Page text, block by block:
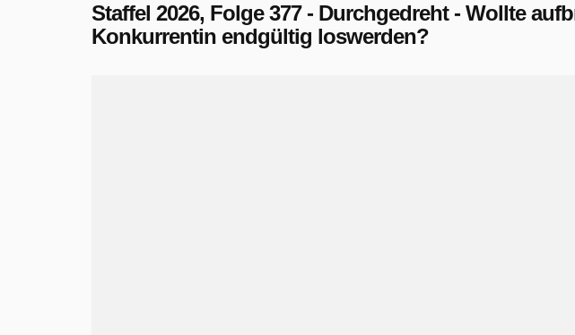
Staffel 2026, Folge 377 - Durchgedreht - Wollte
Konkurrentin endgültig loswerden?